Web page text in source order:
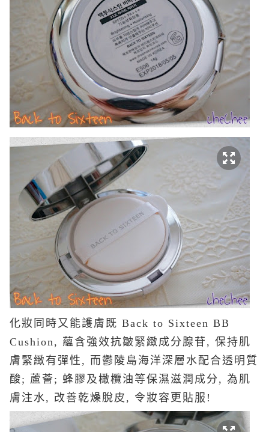
化妝同時又能護膚既 Back to Sixteen BB
Cushion, 蘊含強效抗皺緊緻成分腺苷, 保持肌
膚緊緻有彈性, 而鬱陵島海洋深層水配合透明質
酸; 蘆薈; 蜂膠及橄欖油等保濕滋潤成分, 為肌
膚注水, 改善乾燥脫皮, 令妝容更貼服!